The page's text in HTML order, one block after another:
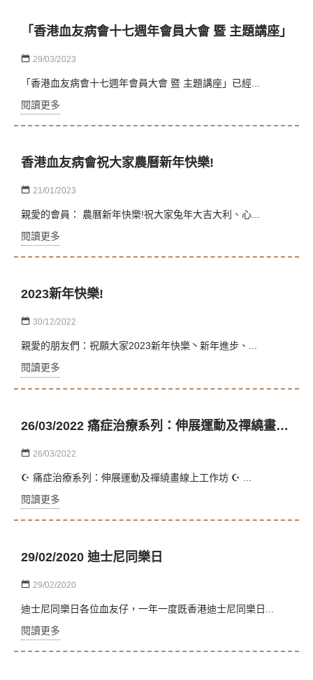
「香港血友病會十七週年會員大會 暨 主題講座」
29/03/2023
「香港血友病會十七週年會員大會 暨 主題講座」已經...
閱讀更多
香港血友病會祝大家農曆新年快樂!
21/01/2023
親愛的會員： 農曆新年快樂!祝大家兔年大吉大利、心...
閱讀更多
2023新年快樂!
30/12/2022
親愛的朋友們：祝願大家2023新年快樂丶新年進步、...
閱讀更多
26/03/2022 痛症治療系列：伸展運動及禪繞畫線上工作坊
26/03/2022
☪ 痛症治療系列：伸展運動及禪繞畫線上工作坊 ☪ ...
閱讀更多
29/02/2020 迪士尼同樂日
29/02/2020
迪士尼同樂日各位血友仔，一年一度既香港迪士尼同樂日...
閱讀更多